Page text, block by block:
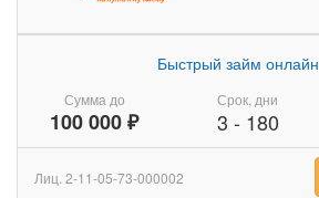
Сумма до
100 000 ₽
Быстрый займ онлайн
Срок, дни
3 - 180
Лиц. 2-11-05-73-000002